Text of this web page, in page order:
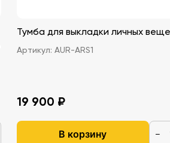
Тумба для выкладки личных
Артикул: AUR-ARS1
19 900 ₽
В корзину −